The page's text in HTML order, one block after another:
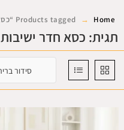
Home Products tagged “כסא חדר ישיבות”
תגית: כסא חדר ישיבות